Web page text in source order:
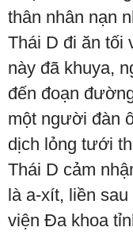
thân nhân nạn
Thái D đi ăn tối
này đã khuya,
đến đoạn
một người đàn
dịch lỏng tưới
Thái D cảm
là a-xít, liền
viện Đa khoa